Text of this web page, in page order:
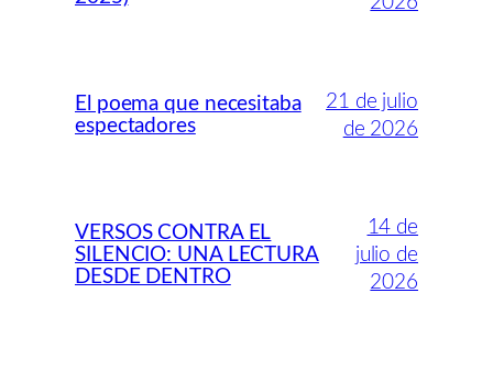
El poema que necesitaba
espectadores
21 de julio
de 2026
VERSOS CONTRA EL
SILENCIO: UNA LECTURA
DESDE DENTRO
14 de
julio de
2026